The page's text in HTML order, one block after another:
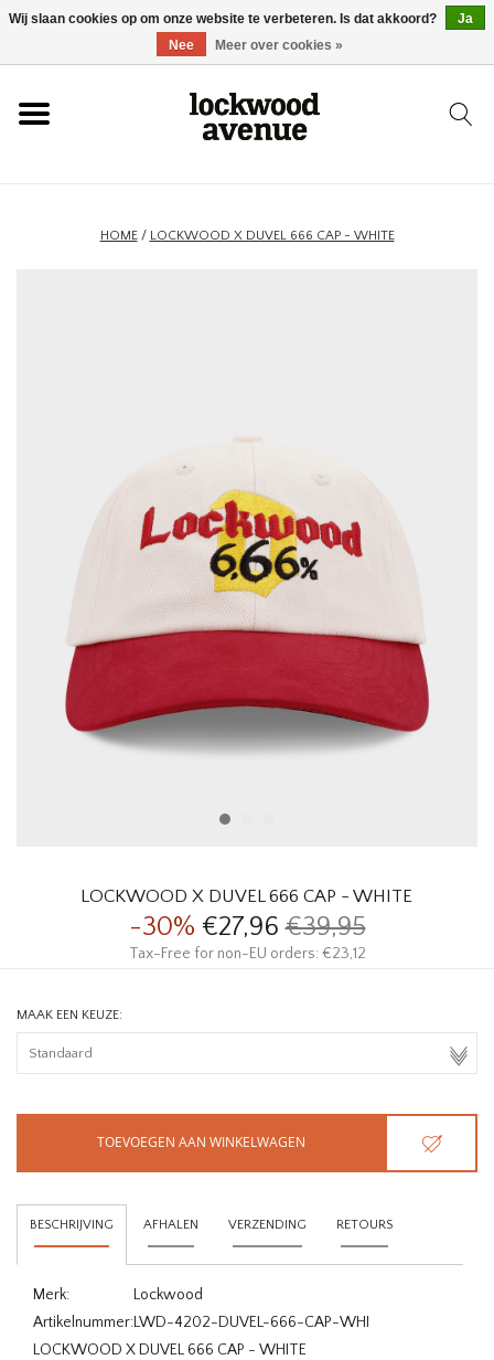
HOME
THE EDIT
HOME/ LOCKWOOD X DUVEL 666 CAP - WHITE
LOCKWOOD X DUVEL 666 CAP - WHITE
-30% €27,96€39,95
Tax-Free for non-EU orders: €23,12
MAAK EEN KEUZE:
TOEVOEGEN AAN WINKELWAGEN
BESCHRIJVING AFHALEN VERZENDING RETOURS
Merk:
Lockwood
Artikelnummer:LWD-4202-DUVEL-666-CAP-WHI
LOCKWOOD X DUVEL 666 CAP - WHITE
Wij slaan cookies op om onze website te verbeteren. Is dat akkoord?
Ja
Nee
Meer over cookies »